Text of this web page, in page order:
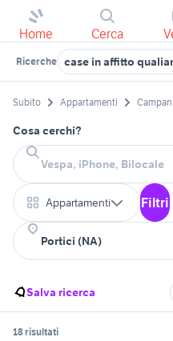
Home Cerca
Ricerche case in affitto
Subito Appartamenti
Cosa cerchi?
Appartamenti Filtri
Salva ricerca
18 risultati